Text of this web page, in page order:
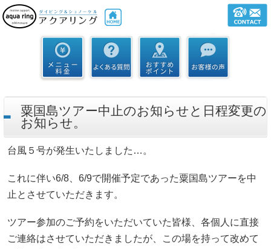
粟国島ツアー中止のお知らせと日程変更の
お知らせ。
台風５号が発生いたしました…。
これに伴い6/8、6/9で開催予定であった粟国島ツアーを中
止とさせていただきます。
ツアー参加のご予約をいただいていた皆様、各個人に直接
ご連絡はさせていただきましたが、この場を持って改めて